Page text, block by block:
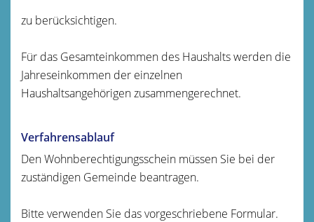
zu berücksichtigen.
Für das Gesamteinkommen des Haushalts werden die
Jahreseinkommen der einzelnen
Haushaltsangehörigen zusammengerechnet.
Verfahrensablauf
Den Wohnberechtigungsschein müssen Sie bei der
zuständigen Gemeinde beantragen.
Bitte verwenden Sie das vorgeschriebene Formular.